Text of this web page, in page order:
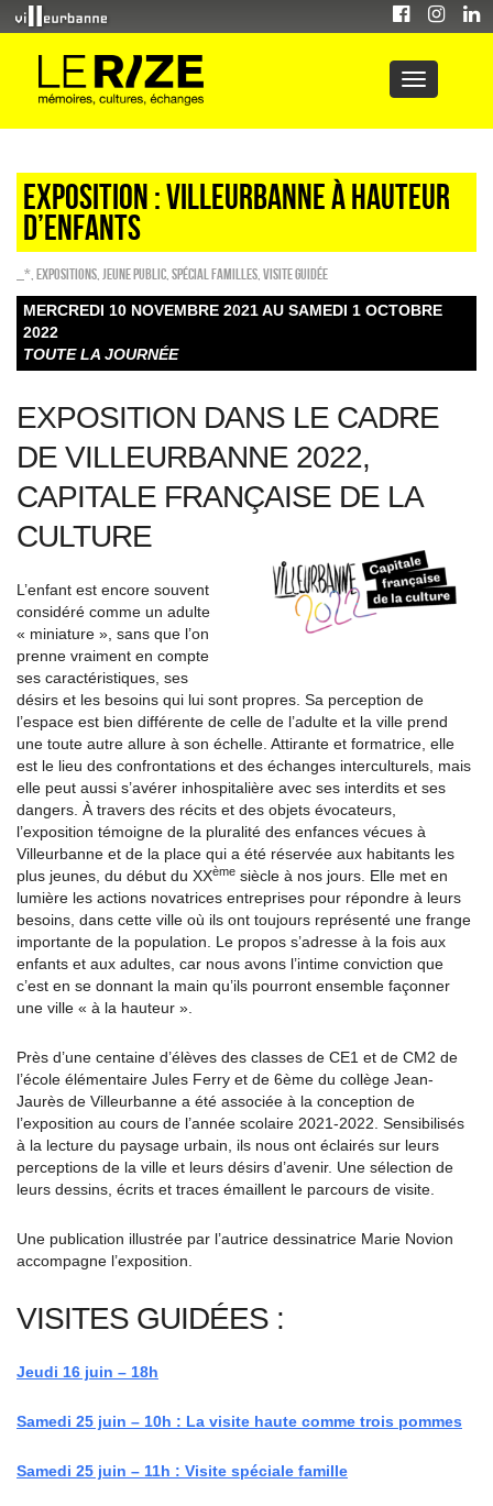
Exposition : Villeurbanne à hauteur
d’enfants
_* EXPOSITIONS Jeune public Spécial familles Visite guidée
MERCREDI 10 NOVEMBRE 2021 AU SAMEDI 1 OCTOBRE
2022
TOUTE LA JOURNÉE
EXPOSITION DANS LE CADRE
DE VILLEURBANNE 2022,
CAPITALE FRANÇAISE DE LA
CULTURE
L’enfant est encore souvent
considéré comme un adulte
« miniature », sans que l’on
prenne vraiment en compte
ses caractéristiques, ses
désirs et les besoins qui lui sont propres. Sa perception de
l’espace est bien différente de celle de l’adulte et la ville prend
une toute autre allure à son échelle. Attirante et formatrice, elle
est le lieu des confrontations et des échanges interculturels, mais
elle peut aussi s’avérer inhospitalière avec ses interdits et ses
dangers. À travers des récits et des objets évocateurs,
l’exposition témoigne de la pluralité des enfances vécues à
Villeurbanne et de la place qui a été réservée aux habitants les
plus jeunes, du début du XXème siècle à nos jours. Elle met en
lumière les actions novatrices entreprises pour répondre à leurs
besoins, dans cette ville où ils ont toujours représenté une frange
importante de la population. Le propos s’adresse à la fois aux
enfants et aux adultes, car nous avons l’intime conviction que
c’est en se donnant la main qu’ils pourront ensemble façonner
une ville « à la hauteur ».
Près d’une centaine d’élèves des classes de CE1 et de CM2 de
l’école élémentaire Jules Ferry et de 6ème du collège Jean-
Jaurès de Villeurbanne a été associée à la conception de
l’exposition au cours de l’année scolaire 2021-2022. Sensibilisés
à la lecture du paysage urbain, ils nous ont éclairés sur leurs
perceptions de la ville et leurs désirs d’avenir. Une sélection de
leurs dessins, écrits et traces émaillent le parcours de visite.
Une publication illustrée par l’autrice dessinatrice Marie Novion
accompagne l’exposition.
VISITES GUIDÉES :
Jeudi 16 juin – 18h
Samedi 25 juin – 10h : La visite haute comme trois pommes
Samedi 25 juin – 11h : Visite spéciale famille